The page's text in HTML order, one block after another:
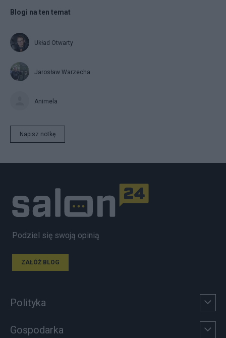
Blogi na ten temat
Układ Otwarty
Jarosław Warzecha
Animela
Napisz notkę
Podziel się swoją opinią
ZAŁÓŻ BLOG
Polityka
Gospodarka